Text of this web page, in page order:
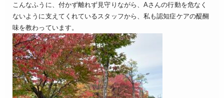
こんなふうに、付かず離れず見守りながら、Aさんの行動を危なく
ないように支えてくれているスタッフから、私も認知症ケアの醍醐
味を教わっています。